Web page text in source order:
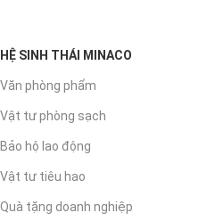
HỆ SINH THÁI MINACO
Văn phòng phẩm
Vật tư phòng sạch
Bảo hộ lao động
Vật tư tiêu hao
Quà tặng doanh nghiệp